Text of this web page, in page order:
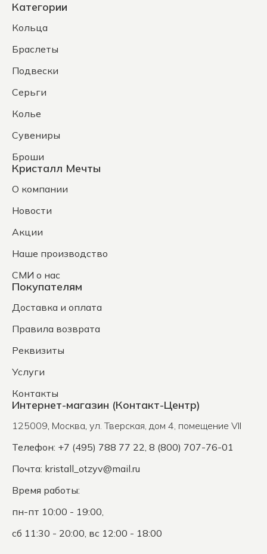
Категории
Кольца
Браслеты
Подвески
Серьги
Колье
Сувениры
Броши
Кристалл Мечты
О компании
Новости
Акции
Наше производство
СМИ о нас
Покупателям
Доставка и оплата
Правила возврата
Реквизиты
Услуги
Контакты
Интернет-магазин (Контакт-Центр)
125009, Москва, ул. Тверская, дом 4, помещение VII
Телефон: +7 (495) 788 77 22, 8 (800) 707-76-01
Почта: kristall_otzyv@mail.ru
Время работы:
пн-пт 10:00 - 19:00,
сб 11:30 - 20:00, вс 12:00 - 18:00